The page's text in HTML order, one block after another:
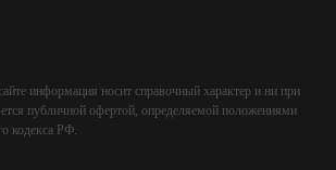
информация носит справочный характер и ни при
публичной офертой, определяемой положениями
кодекса РФ.